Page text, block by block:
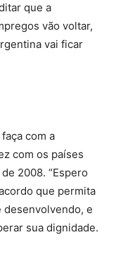
que a
vão voltar,
vai ficar
com a
com os países
2008. “Espero
que permita
e
sua dignidade.